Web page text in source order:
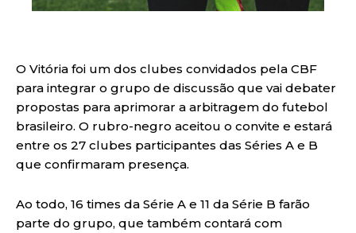
O Vitória foi um dos clubes convidados pela CBF
para integrar o grupo de discussão que vai debater
propostas para aprimorar a arbitragem do futebol
brasileiro. O rubro-negro aceitou o convite e estará
entre os 27 clubes participantes das Séries A e B
que confirmaram presença.
Ao todo, 16 times da Série A e 11 da Série B farão
parte do grupo, que também contará com